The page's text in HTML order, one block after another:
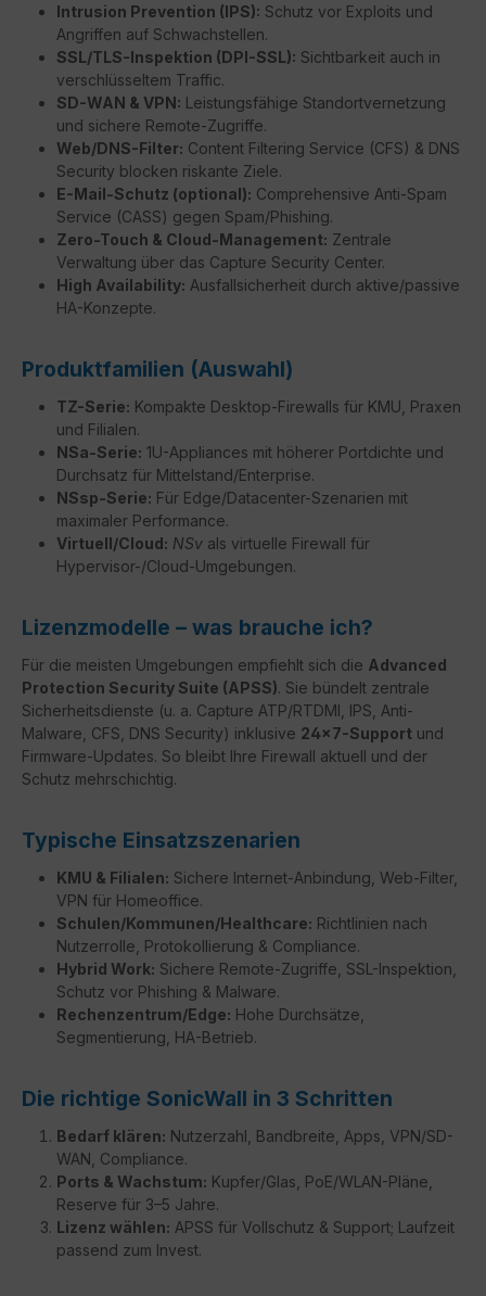
Intrusion Prevention (IPS): Schutz vor Exploits und
Angriffen auf Schwachstellen.
SSL/TLS-Inspektion (DPI-SSL): Sichtbarkeit auch in
verschlüsseltem Traffic.
SD-WAN & VPN: Leistungsfähige Standortvernetzung
und sichere Remote-Zugriffe.
Web/DNS-Filter: Content Filtering Service (CFS) & DNS
Security blocken riskante Ziele.
E-Mail-Schutz (optional): Comprehensive Anti-Spam
Service (CASS) gegen Spam/Phishing.
Zero-Touch & Cloud-Management: Zentrale
Verwaltung über das Capture Security Center.
High Availability: Ausfallsicherheit durch aktive/passive
HA-Konzepte.
Produktfamilien (Auswahl)
TZ-Serie: Kompakte Desktop-Firewalls für KMU, Praxen
und Filialen.
NSa-Serie: 1U-Appliances mit höherer Portdichte und
Durchsatz für Mittelstand/Enterprise.
NSsp-Serie: Für Edge/Datacenter-Szenarien mit
maximaler Performance.
Virtuell/Cloud: NSv als virtuelle Firewall für
Hypervisor-/Cloud-Umgebungen.
Lizenzmodelle – was brauche ich?
Für die meisten Umgebungen empfiehlt sich die Advanced
Protection Security Suite (APSS). Sie bündelt zentrale
Sicherheitsdienste (u. a. Capture ATP/RTDMI, IPS, Anti-
Malware, CFS, DNS Security) inklusive 24×7-Support und
Firmware-Updates. So bleibt Ihre Firewall aktuell und der
Schutz mehrschichtig.
Typische Einsatzszenarien
KMU & Filialen: Sichere Internet-Anbindung, Web-Filter,
VPN für Homeoffice.
Schulen/Kommunen/Healthcare: Richtlinien nach
Nutzerrolle, Protokollierung & Compliance.
Hybrid Work: Sichere Remote-Zugriffe, SSL-Inspektion,
Schutz vor Phishing & Malware.
Rechenzentrum/Edge: Hohe Durchsätze,
Segmentierung, HA-Betrieb.
Die richtige SonicWall in 3 Schritten
Bedarf klären: Nutzerzahl, Bandbreite, Apps, VPN/SD-
WAN, Compliance.
Ports & Wachstum: Kupfer/Glas, PoE/WLAN-Pläne,
Reserve für 3–5 Jahre.
Lizenz wählen: APSS für Vollschutz & Support; Laufzeit
passend zum Invest.